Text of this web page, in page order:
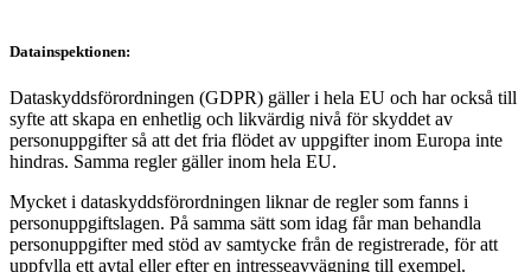
Datainspektionen:
Dataskyddsförordningen (GDPR) gäller i hela EU och har också till
syfte att skapa en enhetlig och likvärdig nivå för skyddet av
personuppgifter så att det fria flödet av uppgifter inom Europa inte
hindras. Samma regler gäller inom hela EU.
Mycket i dataskyddsförordningen liknar de regler som fanns i
personuppgiftslagen. På samma sätt som idag får man behandla
personuppgifter med stöd av samtycke från de registrerade, för att
uppfylla ett avtal eller efter en intresseavvägning till exempel.